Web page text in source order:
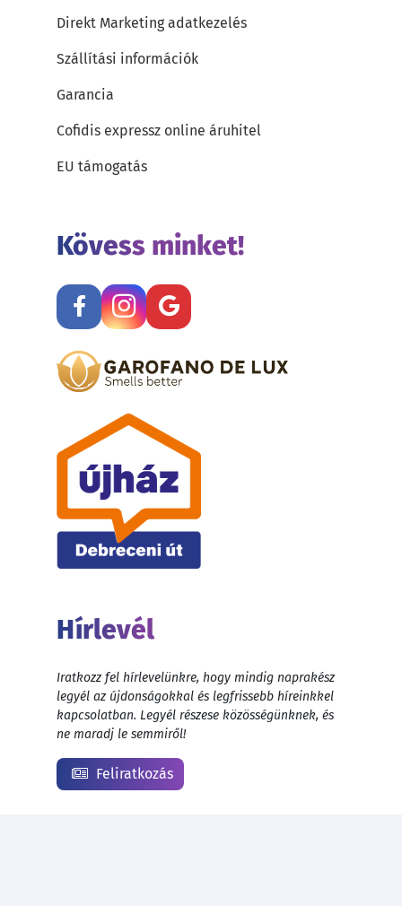
Direkt Marketing adatkezelés
Szállítási információk
Garancia
Cofidis expressz online áruhitel
EU támogatás
Kövess minket!
Hírlevél
Iratkozz fel hírlevelünkre, hogy mindig naprakész
legyél az újdonságokkal és legfrissebb híreinkkel
kapcsolatban. Legyél részese közösségünknek, és
ne maradj le semmiről!
Feliratkozás